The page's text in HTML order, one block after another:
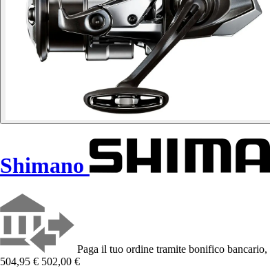
Shimano
Paga il tuo ordine tramite bonifico
504,95 € 502,00 €